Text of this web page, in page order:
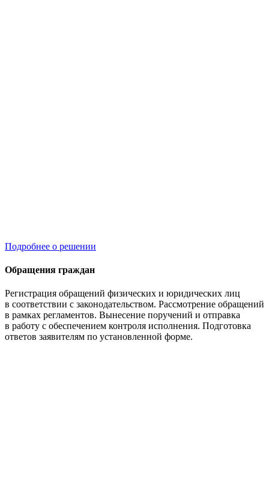
Подробнее о решении
Обращения граждан
Регистрация обращений физических и юридических лиц
в соответствии с законодательством. Рассмотрение обращений
в рамках регламентов. Вынесение поручений и отправка
в работу с обеспечением контроля исполнения. Подготовка
ответов заявителям по установленной форме.